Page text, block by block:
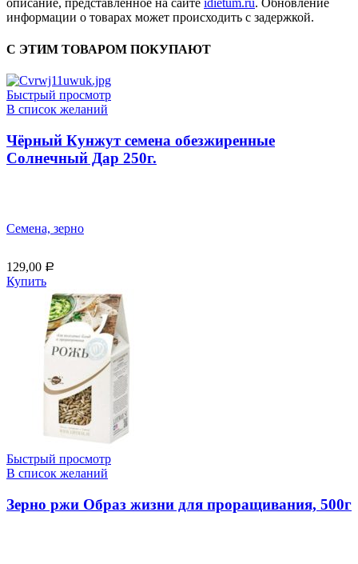
описание, представленное на сайте idietum.ru. Обновление
информации о товарах может происходить с задержкой.
С ЭТИМ ТОВАРОМ ПОКУПАЮТ
Быстрый просмотр
В список желаний
Чёрный Кунжут семена обезжиренные
Солнечный Дар 250г.
Семена, зерно
129,00 Р
Купить
Быстрый просмотр
В список желаний
Зерно ржи Образ жизни для проращивания, 500г